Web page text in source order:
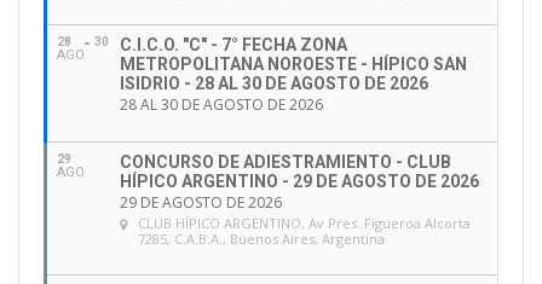
28
AGO
30
C.I.C.O. "C" - 7° FECHA ZONA
METROPOLITANA NOROESTE - HÍPICO SAN
ISIDRIO - 28 AL 30 DE AGOSTO DE 2026
28 AL 30 DE AGOSTO DE 2026
29
AGO
CONCURSO DE ADIESTRAMIENTO - CLUB
HÍPICO ARGENTINO - 29 DE AGOSTO DE 2026
29 DE AGOSTO DE 2026
CLUB HÍPICO ARGENTINO, Av Pres. Figueroa Alcorta
7285, C.A.B.A., Buenos Aires, Argentina